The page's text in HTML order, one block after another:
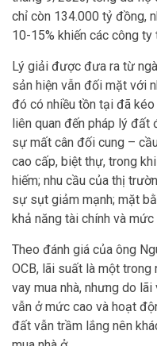
chỉ còn 134.000 tỷ đồng,
10-15% khiến các công ty
Lý giải được đưa ra từ
sản hiện vẫn đối mặt với
đó có nhiều tồn tại đã
liên quan đến pháp lý đất
sự mất cân đối cung –
cao cấp, biệt thự, trong
hiếm; nhu cầu của thị
sự sụt giảm mạnh; mặt
khả năng tài chính và
Theo đánh giá của ông
OCB, lãi suất là một
vay mua nhà, nhưng do
vẫn ở mức cao và hoạt
đất vẫn trầm lắng nên